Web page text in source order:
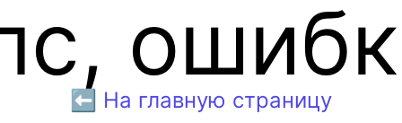
⬅️ На главную страницу